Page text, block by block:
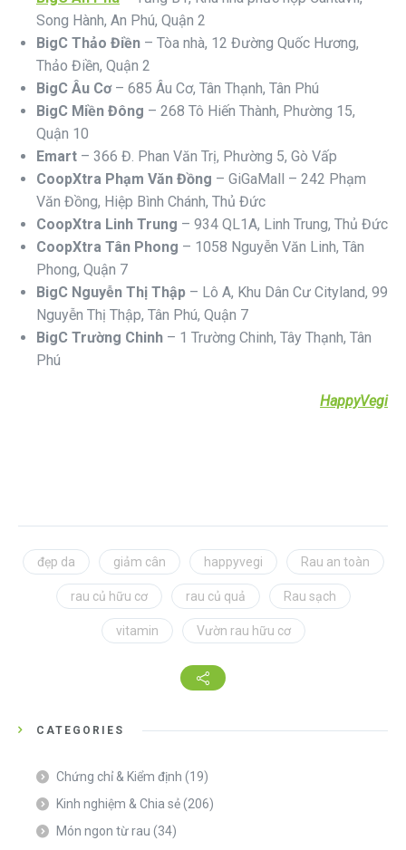
Song Hành, An Phú, Quận 2
BigC Thảo Điền – Tòa nhà, 12 Đường Quốc Hương,
Thảo Điền, Quận 2
BigC Âu Cơ– 685 Âu Cơ, Tân Thạnh, Tân Phú
BigC Miền Đông – 268 Tô Hiến Thành, Phường 15,
Quận 10
Emart – 366 Đ. Phan Văn Trị, Phường 5, Gò Vấp
CoopXtra Phạm Văn Đồng – GiGaMall – 242 Phạm
Văn Đồng, Hiệp Bình Chánh, Thủ Đức
CoopXtra Linh Trung – 934 QL1A, Linh Trung, Thủ Đức
CoopXtra Tân Phong – 1058 Nguyễn Văn Linh, Tân
Phong, Quận 7
BigC Nguyễn Thị Thập – Lô A, Khu Dân Cư Cityland, 99
Nguyễn Thị Thập, Tân Phú, Quận 7
BigC Trường Chinh – 1 Trường Chinh, Tây Thạnh, Tân
Phú
HappyVegi
đẹp da giảm cân happyvegi Rau an toàn
rau củ hữu cơ rau củ quả Rau sạch
vitamin Vườn rau hữu cơ
CATEGORIES
Chứng chỉ & Kiểm định (19)
Kinh nghiệm & Chia sẻ(206)
Món ngon từ rau (34)